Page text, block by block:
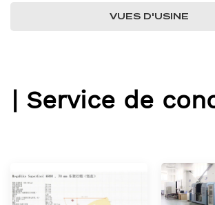
VUES D'USINE
| Service de